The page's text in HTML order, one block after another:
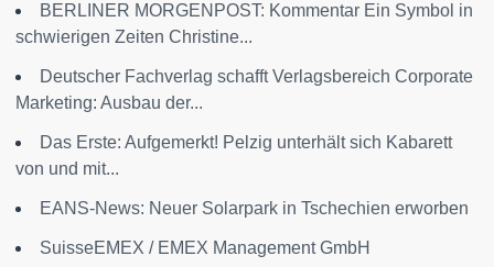
BERLINER MORGENPOST: Kommentar Ein Symbol in
schwierigen Zeiten Christine...
Deutscher Fachverlag schafft Verlagsbereich Corporate
Marketing: Ausbau der...
Das Erste: Aufgemerkt! Pelzig unterhält sich Kabarett
von und mit...
EANS-News: Neuer Solarpark in Tschechien erworben
SuisseEMEX / EMEX Management GmbH